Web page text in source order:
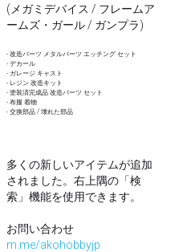
(メガミデバイス / フレームア
ームズ・ガール / ガンプラ)
- 改造パーツ メタルパーツ エッチング セット
- デカール
- ガレージ キャスト
- レジン 改造キット
- 塗装済完成品 改造パーツ セット
- 布服 着物
- 交換部品 / 壊れた部品
多くの新しいアイテムが追加
されました。右上隅の「検
索」機能を使用できます。
お問い合わせ
m.me/akohobbyjp